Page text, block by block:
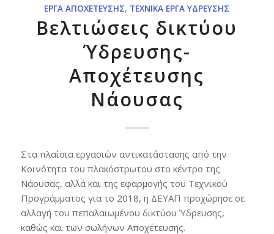
ΈΡΓΑ ΑΠΟΧΈΤΕΥΣΗΣ, ΤΕΧΝΙΚΆ ΈΡΓΑ ΎΔΡΕΥΣΗΣ
Βελτιώσεις δικτύου
Ύδρευσης-
Αποχέτευσης
Νάουσας
Στα πλαίσια εργασιών αντικατάστασης από την
Κοινότητα του πλακόστρωτου στο κέντρο της
Νάουσας, αλλά και της εφαρμογής του Τεχνικού
Προγράμματος για το 2018, η ΔΕΥΑΠ προχώρησε σε
αλλαγή του πεπαλαιωμένου δικτύου Ύδρευσης,
καθώς και των σωλήνων Αποχέτευσης.